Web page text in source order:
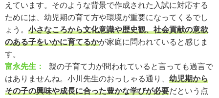
えています。そのような背景で作成された入試に対応する
ためには、幼児期の育て方や環境が重要になってくるでし
ょう。 小さなころから文化意識や歴史観、社会貢献の意欲
のある子をいかに育てるかが家庭に問われていると感じま
す。
富永先生：
親の子育て力が問われていると言っても過言で
はありませんね。小川先生のおっしゃる通り、 幼児期から
その子の興味や成長に合った豊かな学びが必要だという点